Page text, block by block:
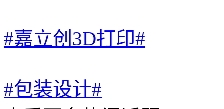
#嘉立创3D打印#
#包装设计#